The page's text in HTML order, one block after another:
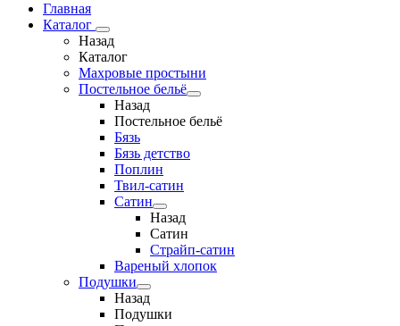
Главная
Каталог
Назад
Каталог
Махровые простыни
Постельное бельё
Назад
Постельное бельё
Бязь
Бязь детство
Поплин
Твил-сатин
Сатин
Назад
Сатин
Страйп-сатин
Вареный хлопок
Подушки
Назад
Подушки